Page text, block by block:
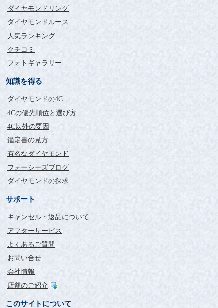
ダイヤモンドリング
ダイヤモンドルース
人気ランキング
クチコミ
フォトギャラリー
知識を得る
ダイヤモンドの4C
4Cの優先順位と選び方
4C以外の要因
鑑定書の見方
有名なダイヤモンド
フォーシーズブログ
ダイヤモンドの探求
サポート
キャンセル・返品について
アフターサービス
よくあるご質問
お問い合せ
会社情報
店舗のご紹介
このサイトについて